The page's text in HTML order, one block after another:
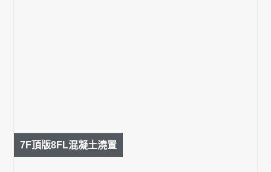
7F頂版8FL混凝土澆置